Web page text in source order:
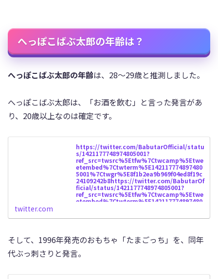
へっぽこばぶ太郎の年齢は？
へっぽこばぶ太郎の年齢は、28〜29歳と推測しました。
へっぽこばぶ太郎は、「お酒を飲む」と言った発言があ
り、20歳以上なのは確定です。
https://twitter.com/BabutarOfficial/statu
s/1421177748974805001?
ref_src=twsrc%5Etfw%7Ctwcamp%5Etwe
etembed%7Ctwterm%5E142117774897480
5001%7Ctwgr%5E8f1b2ea9b969f04ed8f19c
24109242b8https://twitter.com/BabutarOf
ficial/status/1421177748974805001?
ref_src=twsrc%5Etfw%7Ctwcamp%5Etwe
etembed%7Ctwterm%5E142117774897480
f_url=https%3A%2F%2Fpentanews.net%
%5Es1_&ref_url=https%3A%2F%2Fpenta
news.net%2Fbabutarofficial%2F
twitter.com
そして、1996年発売のおもちゃ「たまごっち」を、同年
代ぶっ刺さりと発言。